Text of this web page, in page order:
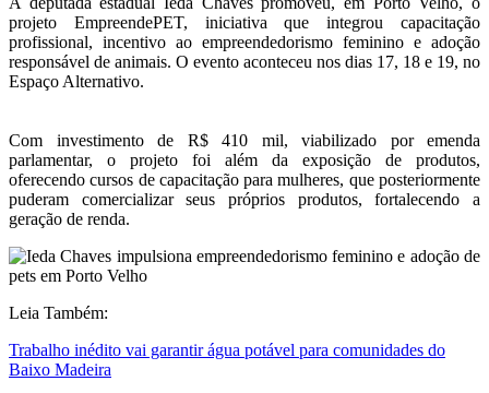
projeto EmpreendePET, iniciativa que integrou capacitação
profissional, incentivo ao empreendedorismo feminino e adoção
responsável de animais. O evento aconteceu nos dias 17, 18 e 19, no
Espaço Alternativo.
Com investimento de R$ 410 mil, viabilizado por emenda
parlamentar, o projeto foi além da exposição de produtos,
oferecendo cursos de capacitação para mulheres, que posteriormente
puderam comercializar seus próprios produtos, fortalecendo a
geração de renda.
Leia Também:
Trabalho inédito vai garantir água potável para comunidades do
Baixo Madeira